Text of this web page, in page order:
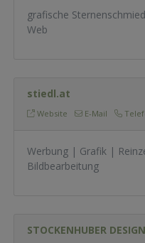
grafische
Web
stiedl.at
Website E-Mail
Werbung | Grafik |
Bildbearbeitung
STOCKENHUBER DESIGN